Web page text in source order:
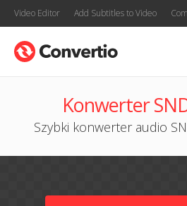
Video Editor Add Subtitles to Video
Konwerter
Szybki konwerter audio